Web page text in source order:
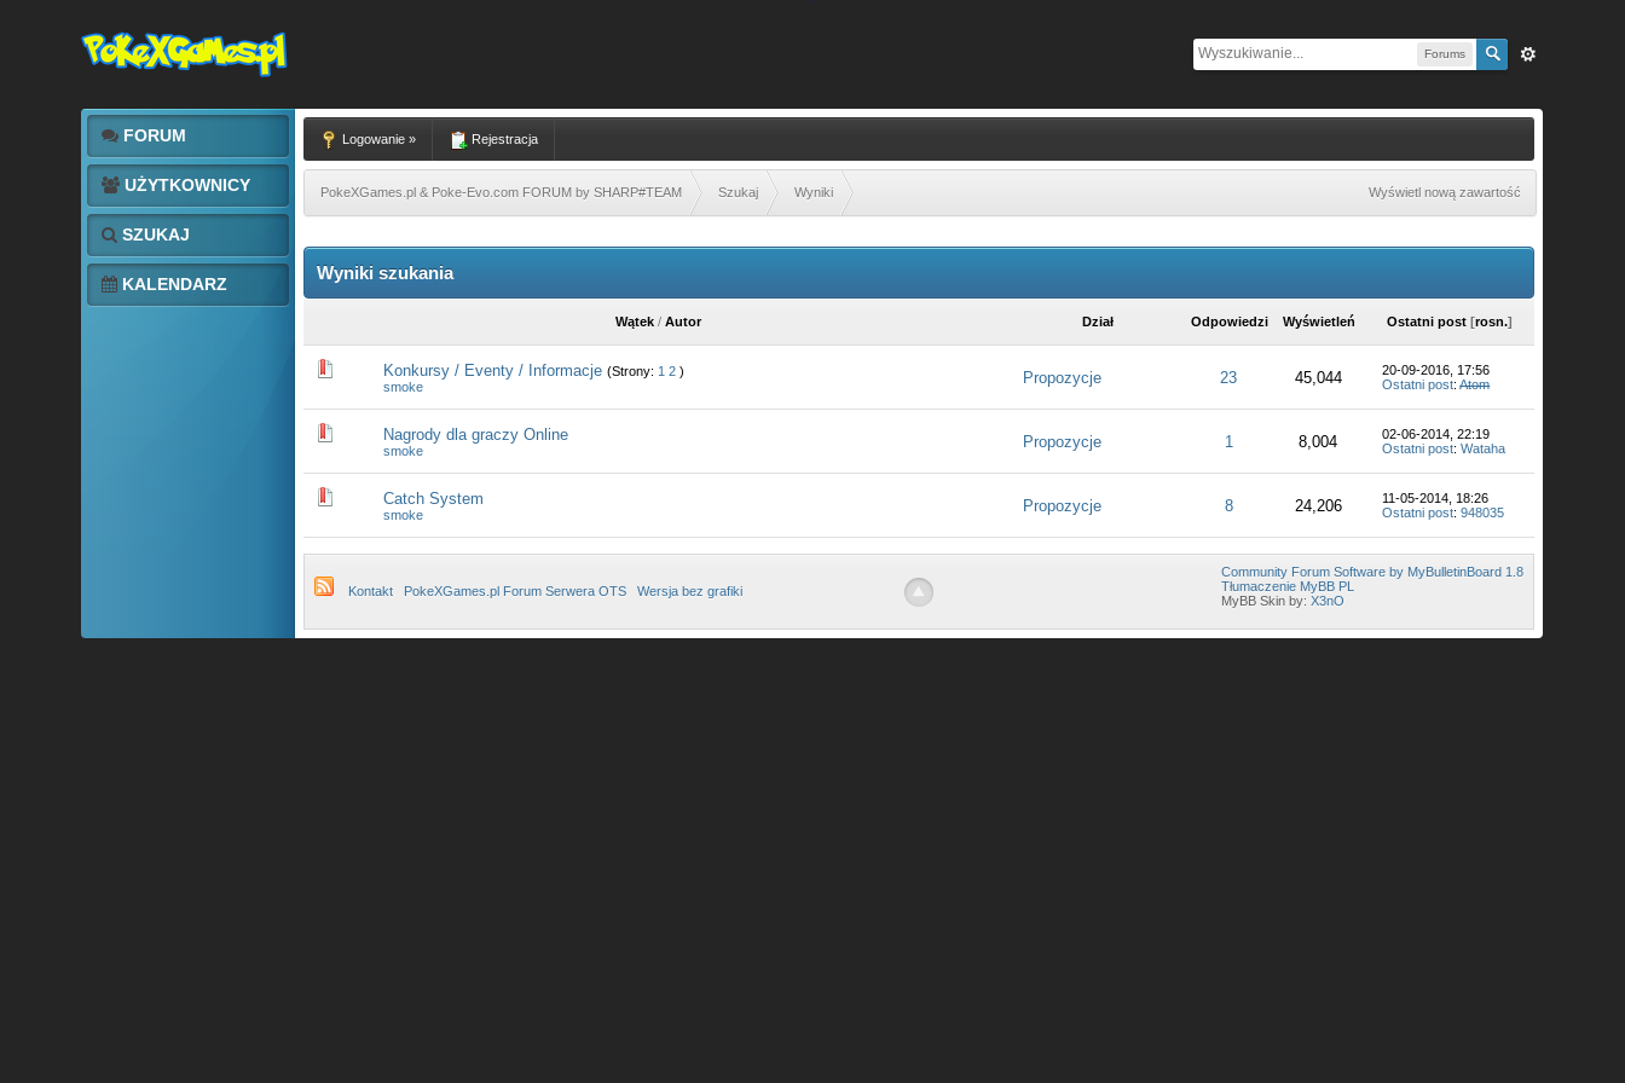
Forums
FORUM
UŻYTKOWNICY
SZUKAJ
KALENDARZ
Logowanie » Rejestracja
PokeXGames.pl & Poke-Evo.com FORUM by SHARP#TEAM Szukaj Wyniki Wyświetl nową zawartość
Wyniki szukania
Wątek /Autor Dział Odpowiedzi Wyświetleń Ostatni post [rosn.]
Konkursy / Eventy / Informacje (Strony: 1 2 )
smoke
Propozycje 23 45,044
20-09-2016, 17:56
Ostatni post:Atom
Nagrody dla graczy Online
smoke Propozycje 1 8,004
02-06-2014, 22:19
Ostatni post:Wataha
Catch System
smoke Propozycje 8 24,206
11-05-2014, 18:26
Ostatni post:948035
Kontakt PokeXGames.pl Forum Serwera OTS Wersja bez grafiki
Community Forum Software by MyBulletinBoard 1.8
Tłumaczenie MyBB PL
MyBB Skin by:X3nO